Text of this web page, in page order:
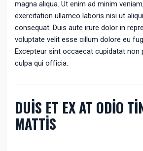
magna aliqua. Ut enim ad minim
exercitation ullamco laboris nisi ut
consequat. Duis aute irure dolor in
voluptate velit esse cillum dolore eu
Excepteur sint occaecat cupidatat non
culpa qui officia.
DUIS ET EX AT ODIO
MATTIS